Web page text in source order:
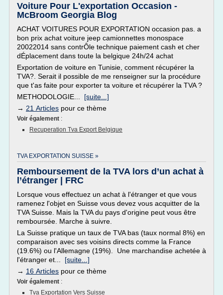
Voiture Pour L'exportation Occasion -
McBroom Georgia Blog
ACHAT VOITURES POUR EXPORTATION occasion pas. a
bon prix achat voiture jeep camionnettes monospace
20022014 sans contrÔle technique paiement cash et cher
dÉplacement dans toute la belgique 24h/24 achat
Exportation de voiture en Tunisie, comment récupérer la
TVA?. Serait il possible de me renseigner sur la procédure
que t'as faite pour exporter ta voiture et récupérer la TVA ?
METHODOLOGIE... [suite...]
→ 21 Articles pour ce thème
Voir également :
Recuperation Tva Export Belgique
TVA EXPORTATION SUISSE »
Remboursement de la TVA lors d’un achat à
l’étranger | FRC
Lorsque vous effectuez un achat à l'étranger et que vous
ramenez l'objet en Suisse vous devez vous acquitter de la
TVA Suisse. Mais la TVA du pays d'origine peut vous être
remboursée. Marche à suivre.
La Suisse pratique un taux de TVA bas (taux normal 8%) en
comparaison avec ses voisins directs comme la France
(19.6%) ou l'Allemagne (19%). Une marchandise achetée à
l'étranger et... [suite...]
→ 16 Articles pour ce thème
Voir également :
Tva Exportation Vers Suisse